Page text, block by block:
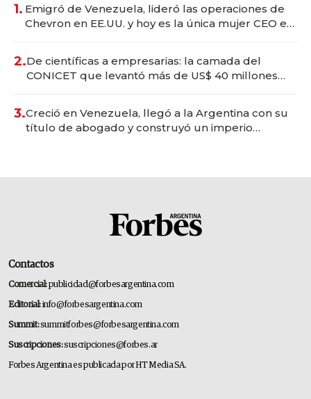
1. Emigró de Venezuela, lideró las operaciones de
Chevron en EE.UU. y hoy es la única mujer CEO en
2.De científicas a empresarias: la camada del
CONICET que levantó más de US$ 40 millones
3.Creció en Venezuela, llegó a la Argentina con su
título de abogado y construyó un imperio
Contactos
Comercial:publicidad@forbesargentina.com
Editorial:info@forbesargentina.com
Summit:summitforbes@forbesargentina.com
Suscripciones:suscripciones@forbes.ar
Forbes Argentina es publicada por HT Media SA.